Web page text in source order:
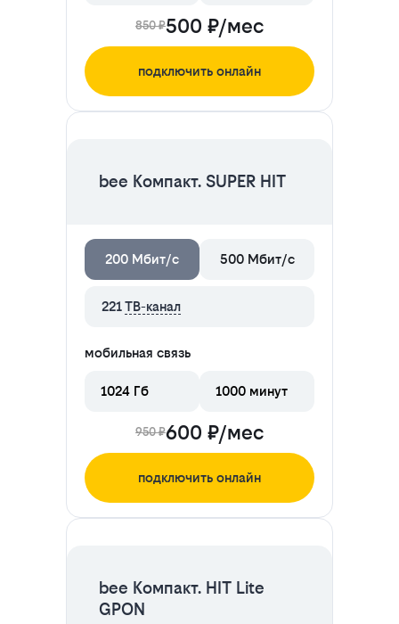
850 ₽500 ₽/мес
подключить онлайн
bee Компакт. SUPER HIT
200 Мбит/с 500 Мбит/с
221ТВ-канал
мобильная связь
1024 Гб 1000 минут
950 ₽600 ₽/мес
подключить онлайн
bee Компакт. HIT Lite
GPON